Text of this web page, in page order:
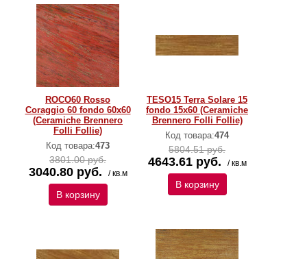
ROCO60 Rosso
Coraggio 60 fondo 60x60
(Ceramiche Brennero
Folli Follie)
Код товара:473
3801.00 руб.
3040.80 руб. / кв.м
В корзину
TESO15 Terra Solare 15
fondo 15x60 (Ceramiche
Brennero Folli Follie)
Код товара:474
5804.51 руб.
4643.61 руб. / кв.м
В корзину